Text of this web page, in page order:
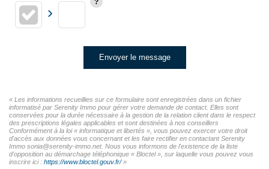
Envoyer le message
« Les informations recueillies sur ce formulaire sont enregistrées dans un fichier
informatisé par Serenity Immo pour gérer votre demande de contact. Elles sont
conservées pour la durée nécessaire à la gestion de la relation client dans le respect
des prescriptions légales applicables et sont destinées à nos conseillers
Conformément à la loi « informatique et libertés », vous pouvez exercer votre droit
d'accès aux données vous concernant et les faire rectifier en contactant Serenity
Immo sonia@serenity-immo.net. Nous vous informons de l'existence de la liste
d'opposition au démarchage téléphonique « Bloctel », sur laquelle vous pouvez vous
inscrire ici : https://www.bloctel.gouv.fr/»